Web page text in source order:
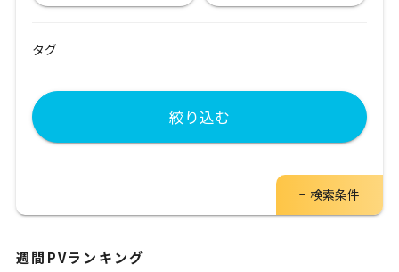
週間PVランキング
タグ
絞り込む
検索条件